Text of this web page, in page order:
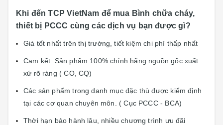
Khi đến TCP VietNam để mua Bình chữa cháy,
thiết bị PCCC cùng các dịch vụ bạn được gì?
Giá tốt nhất trên thị trường, tiết kiệm chi phí thấp nhất
Cam kết: Sản phẩm 100% chính hãng nguồn gốc xuất
xứ rõ ràng ( CO, CQ)
Các sản phẩm trong danh mục đặc thù được kiểm định
tại các cơ quan chuyên môn. ( Cục PCCC - BCA)
Thời hạn bảo hành lâu, nhiều chương trình ưu đãi